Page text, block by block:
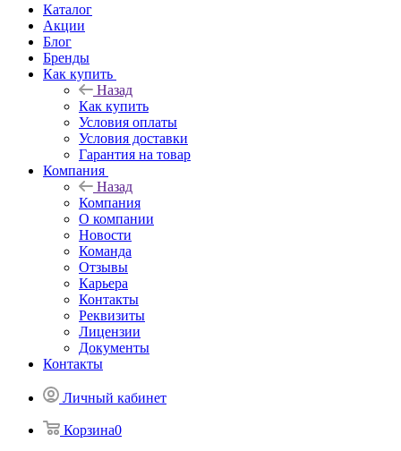
Каталог
Акции
Блог
Бренды
Как купить
Назад
Как купить
Условия оплаты
Условия доставки
Гарантия на товар
Компания
Назад
Компания
О компании
Новости
Команда
Отзывы
Карьера
Контакты
Реквизиты
Лицензии
Документы
Контакты
Личный кабинет
Корзина0